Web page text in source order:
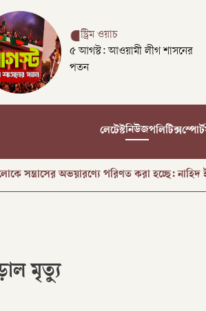
স্ট্রিম ওয়াচ
৫ আগস্ট: আওয়ামী লীগ শাসনের
পতন
লেটেস্টনিউজপলিটিক্স
জাতীয় ঐক্য যেকোনো মূল্যে রক্ষা করতে হবে:
সন্ত্রাসের অভয়ারণ্যে পরিণত করা হচ্ছে: নাহিদ
মৃত্যু